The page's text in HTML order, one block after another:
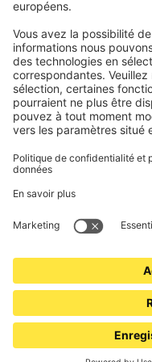
Enregistrements
Informations obligatoires
Partenaires d'expédition
Politique de
Informations sur
Conditions de garantie
www.jalousiescout.de •
• www.domondo.fr •
© 2026 Schoenberger Germany